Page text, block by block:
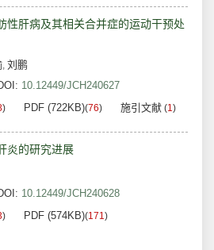
性肝病及其相关合并症的运动干预处
, 刘鹏
10.12449/JCH240627
) PDF (722KB)(76) 施引文献 (1)
炎的研究进展
10.12449/JCH240628
) PDF (574KB)(171)